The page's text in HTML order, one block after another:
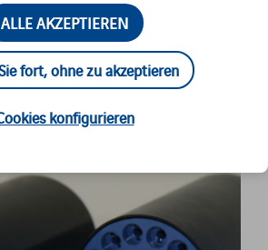
PRODUKT
ALLE AKZEPTIEREN
fort, ohne zu akzeptieren
konfigurieren